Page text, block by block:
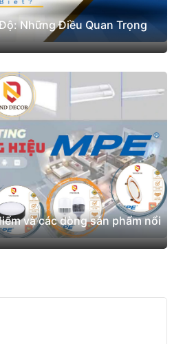
Những Điều Quan Trọng
và các dòng sản phẩm nổi